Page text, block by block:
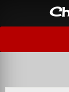
content